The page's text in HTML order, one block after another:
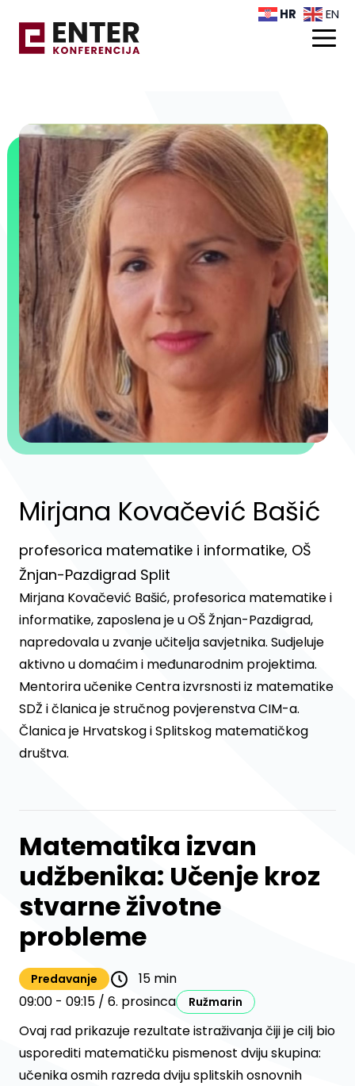
Mirjana Kovačević Bašić
profesorica matematike i informatike, OŠ
Žnjan-Pazdigrad Split
Mirjana Kovačević Bašić, profesorica matematike i
informatike, zaposlena je u OŠ Žnjan-Pazdigrad,
napredovala u zvanje učitelja savjetnika. Sudjeluje
aktivno u domaćim i međunarodnim projektima.
Mentorira učenike Centra izvrsnosti iz matematike
SDŽ i članica je stručnog povjerenstva CIM-a.
Članica je Hrvatskog i Splitskog matematičkog
društva.
Matematika izvan
udžbenika: Učenje kroz
stvarne životne
probleme
Predavanje
15 min
09:00 - 09:15 / 6. prosinca
Ružmarin
Ovaj rad prikazuje rezultate istraživanja čiji je cilj bio
usporediti matematičku pismenost dviju skupina:
učenika osmih razreda dviju splitskih osnovnih
HR EN